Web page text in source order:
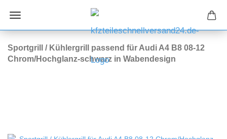
Sportgrill / Kühlergrill passend für Audi A4 B8 08-12
Chrom/Hochglanz-schwarz in Wabendesign